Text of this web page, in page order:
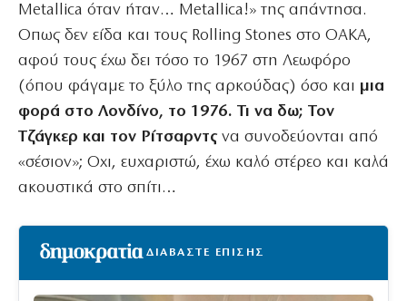
Metallica όταν ήταν… Metallica!» της απάντησα.
Oπως δεν είδα και τους Rolling Stones στο ΟΑΚΑ,
αφού τους έχω δει τόσο το 1967 στη Λεωφόρο
(όπου φάγαμε το ξύλο της αρκούδας) όσο και μια
φορά στο Λονδίνο, το 1976. Τι να δω; Τον
Τζάγκερ και τον Ρίτσαρντς να συνοδεύονται από
«σέσιον»; Οχι, ευχαριστώ, έχω καλό στέρεο και καλά
ακουστικά στο σπίτι…
ΔΙΑΒΑΣΤΕ ΕΠΙΣΗΣ